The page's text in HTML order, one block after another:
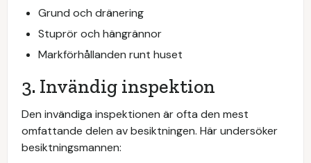
Grund och dränering
Stuprör och hängrännor
Markförhållanden runt huset
3. Invändig inspektion
Den invändiga inspektionen är ofta den mest
omfattande delen av besiktningen. Här undersöker
besiktningsmannen: